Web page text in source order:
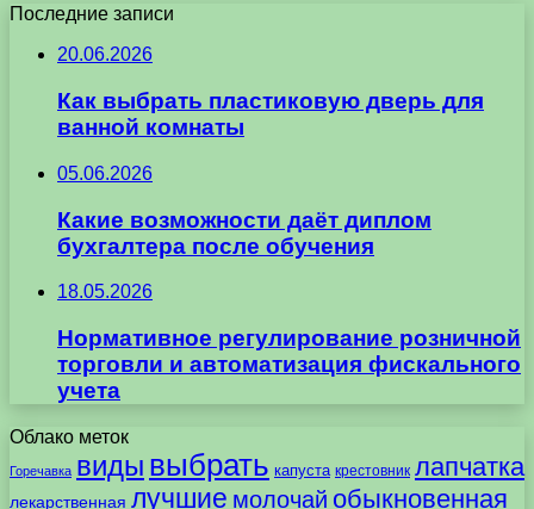
Последние записи
20.06.2026
Как выбрать пластиковую дверь для
ванной комнаты
05.06.2026
Какие возможности даёт диплом
бухгалтера после обучения
18.05.2026
Нормативное регулирование розничной
торговли и автоматизация фискального
учета
Облако меток
Горечавка виды выбрать капуста крестовник лапчатка
лекарственная лучшие молочай обыкновенная